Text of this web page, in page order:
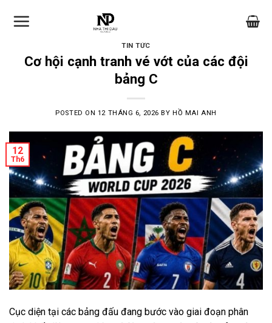
TIN TỨC
Cơ hội cạnh tranh vé vớt của các đội
bảng C
POSTED ON 12 THÁNG 6, 2026 BYHỒ MAI ANH
12
Th6
Cục diện tại các bảng đấu đang bước vào giai đoạn phân